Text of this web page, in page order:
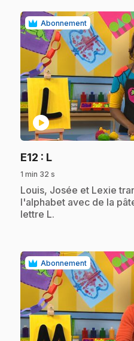
Abonnement
play_circle
E12 : L.
1 min 32 s
.Louis, Josée et Lexie
l'alphabet avec de la
lettre L.
Abonnement